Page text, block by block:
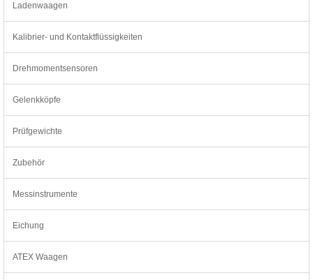
Ladenwaagen
Kalibrier- und Kontaktflüssigkeiten
Drehmomentsensoren
Gelenkköpfe
Prüfgewichte
Zubehör
Messinstrumente
Eichung
ATEX Waagen